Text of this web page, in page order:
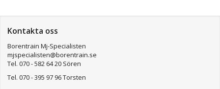
Kontakta oss
Borentrain Mj-Specialisten
mjspecialisten@borentrain.se
Tel. 070 - 582 64 20 Sören
Tel. 070 - 395 97 96 Torsten